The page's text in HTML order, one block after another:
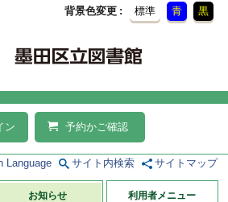
背景色変更 標準 青 黒
ン 予約かご確認
Language サイト内検索 サイトマップ
お知らせ 利用者メニュー